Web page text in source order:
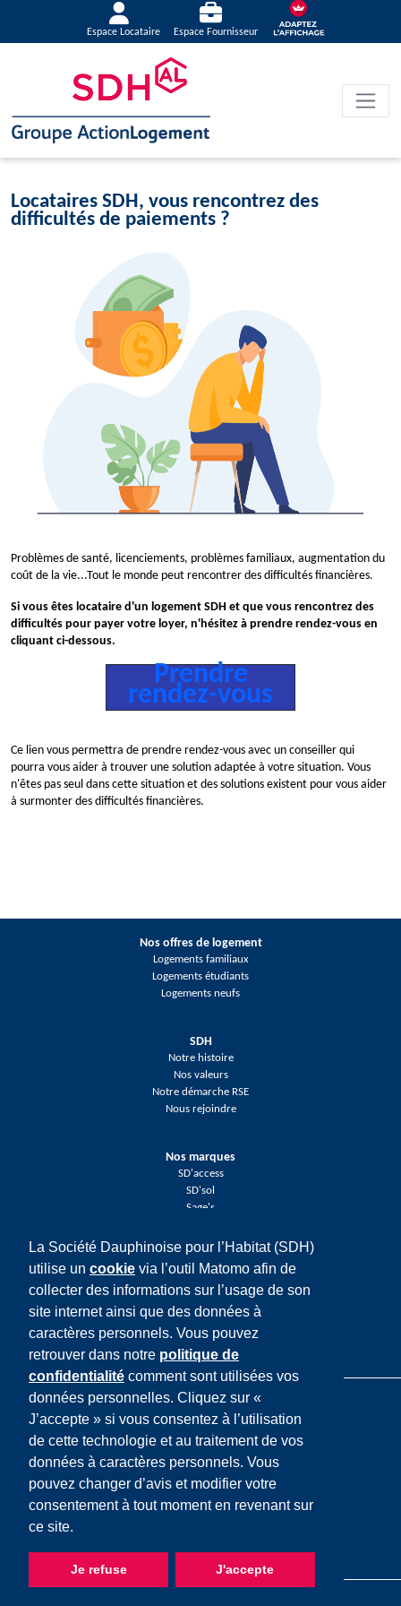
La Société Dauphinoise pour l’Habitat (SDH)
utilise un cookie via l’outil Matomo afin de
collecter des informations sur l’usage de son
site internet ainsi que des données à
caractères personnels. Vous pouvez
retrouver dans notre politique de
confidentialité comment sont utilisées vos
données personnelles. Cliquez sur «
J’accepte » si vous consentez à l’utilisation
de cette technologie et au traitement de vos
données à caractères personnels. Vous
pouvez changer d’avis et modifier votre
consentement à tout moment en revenant sur
ce site.
Je refuse J'accepte
Espace Locataire Espace Fournisseur
Locataires SDH, vous rencontrez des
difficultés de paiements ?
Problèmes de santé, licenciements, problèmes familiaux, augmentation du
coût de la vie...Tout le monde peut rencontrer des difficultés financières.
Si vous êtes locataire d'un logement SDH et que vous rencontrez des
difficultés pour payer votre loyer, n'hésitez à prendre rendez-vous en
cliquant ci-dessous.
Prendre
rendez-vous
Ce lien vous permettra de prendre rendez-vous avec un conseiller qui
pourra vous aider à trouver une solution adaptée à votre situation. Vous
n'êtes pas seul dans cette situation et des solutions existent pour vous aider
à surmonter des difficultés financières.
Nos offres de logement
Logements familiaux
Logements étudiants
Logements neufs
SDH
Notre histoire
Nos valeurs
Notre démarche RSE
Nous rejoindre
Nos marques
SD'access
SD'sol
Sage's
Réseaux sociaux
Facebook
Twitter
LinkedIn
Instagram
Cookies
Données personnelles